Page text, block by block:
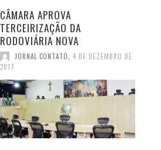
CÂMARA APROVA
TERCEIRIZAÇÃO DA
RODOVIÁRIA NOVA
JORNAL CONTATO
4 DE DEZEMBRO DE
2017